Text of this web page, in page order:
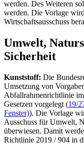
werden. Des Weiteren
werden. Die Vorlage
Wirtschaftsausschuss
Umwelt,
Sicherheit
Kunststoff: Die
Umsetzung von
Abfallrahmenrichtlinie
Gesetzen vorgelegt (19/
Fenster)). Die Vorlage
Ausschuss für Umwelt,
überwiesen. Damit
Richtlinie 2019 / 904 in